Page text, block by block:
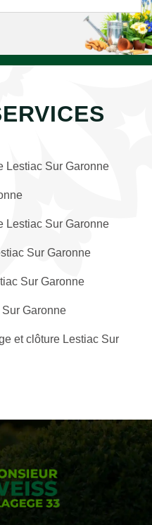
Lestiac Sur Garonne
Lestiac Sur Garonne
Sur Garonne
Sur Garonne
Garonne
et clôture Lestiac Sur